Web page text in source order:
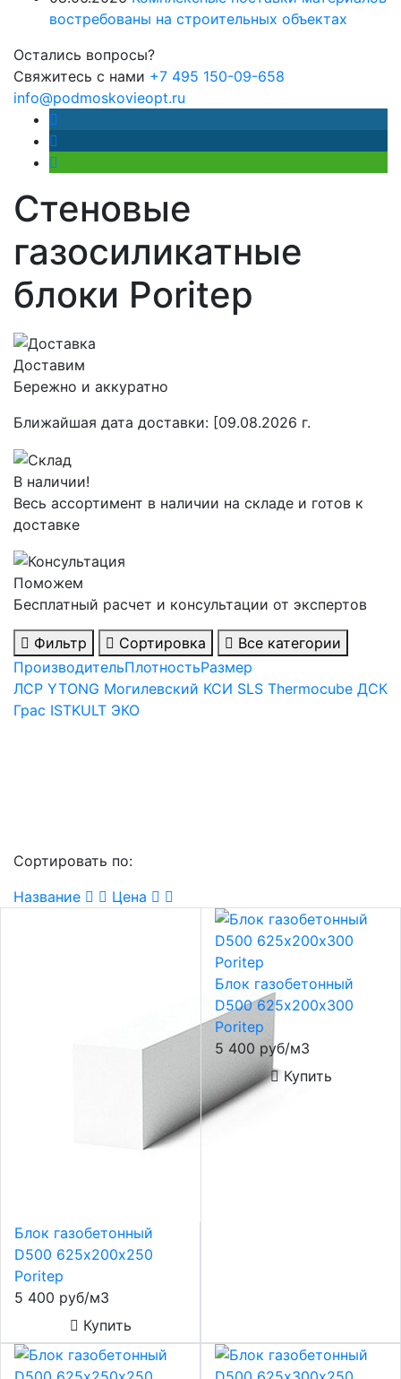
востребованы на строительных объектах
Остались вопросы?
Свяжитесь с нами +7 495 150-09-658
info@podmoskovieopt.ru
Стеновые
газосиликатные
блоки Poritep
Доставим
Бережно и аккуратно
Ближайшая дата доставки: [09.08.2026 г.
В наличии!
Весь ассортимент в наличии на складе и готов к
доставке
Поможем
Бесплатный расчет и консультации от экспертов
Фильтр Сортировка
Все категории
ПроизводительПлотностьРазмер
ЛСР YTONG Могилевский КСИ SLS Thermocube ДСК
Грас ISTKULT ЭКО
Сортировать по:
Название
Цена
Блок газобетонный
D500 625х200х250
Poritep
5 400 руб/м3
Купить
Блок газобетонный
D500 625х200х300
Poritep
5 400 руб/м3
Купить